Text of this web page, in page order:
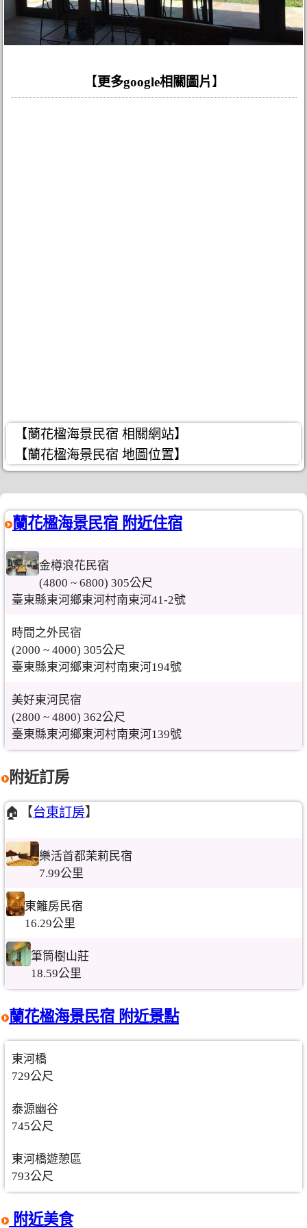
【更多google相關圖片】
【蘭花楹海景民宿 相關網站】
【蘭花楹海景民宿 地圖位置】
蘭花楹海景民宿 附近住宿
金樽浪花民宿
(4800 ~ 6800) 305公尺
臺東縣東河鄉東河村南東河41-2號
時間之外民宿
(2000 ~ 4000) 305公尺
臺東縣東河鄉東河村南東河194號
美好東河民宿
(2800 ~ 4800) 362公尺
臺東縣東河鄉東河村南東河139號
附近訂房
🏠【台東訂房】
樂活首都茉莉民宿
7.99公里
東籬房民宿
16.29公里
筆筒樹山莊
18.59公里
蘭花楹海景民宿 附近景點
東河橋
729公尺
泰源幽谷
745公尺
東河橋遊憩區
793公尺
附近美食